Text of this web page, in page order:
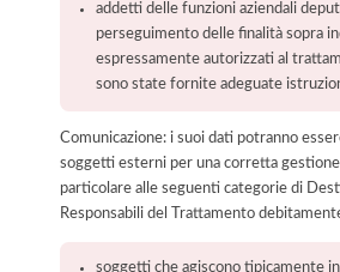
addetti delle funzioni aziendali
perseguimento delle finalità sopra
espressamente autorizzati al
sono state fornite adeguate
Comunicazione: i suoi dati potranno
soggetti esterni per una corretta
particolare alle seguenti categorie di
Responsabili del Trattamento
soggetti che agiscono tipicamente